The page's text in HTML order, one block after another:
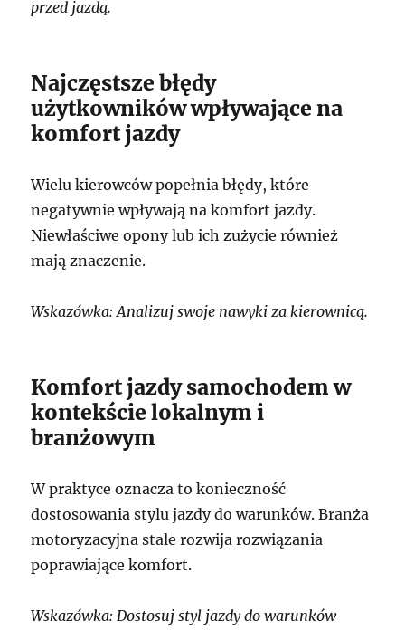
przed jazdą.
Najczęstsze błędy
użytkowników wpływające na
komfort jazdy
Wielu kierowców popełnia błędy, które
negatywnie wpływają na komfort jazdy.
Niewłaściwe opony lub ich zużycie również
mają znaczenie.
Wskazówka: Analizuj swoje nawyki za kierownicą.
Komfort jazdy samochodem w
kontekście lokalnym i
branżowym
W praktyce oznacza to konieczność
dostosowania stylu jazdy do warunków. Branża
motoryzacyjna stale rozwija rozwiązania
poprawiające komfort.
Wskazówka: Dostosuj styl jazdy do warunków